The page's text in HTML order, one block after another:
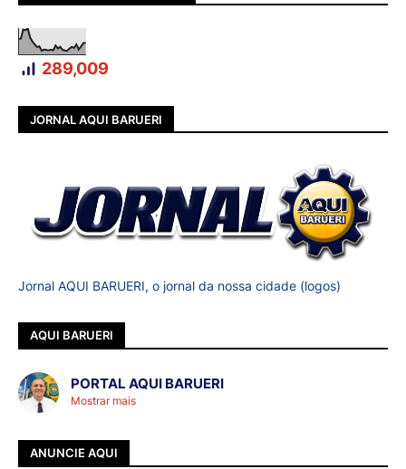
289,009
JORNAL AQUI BARUERI
Jornal AQUI BARUERI, o jornal da nossa cidade (logos)
AQUI BARUERI
PORTAL AQUI BARUERI
Mostrar mais
ANUNCIE AQUI